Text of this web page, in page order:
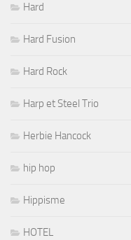
Hard
Hard Fusion
Hard Rock
Harp et Steel Trio
Herbie Hancock
hip hop
Hippisme
HOTEL